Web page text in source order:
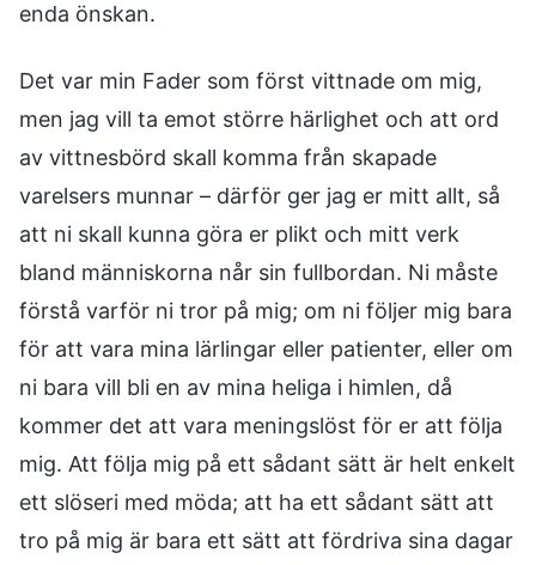
enda önskan.
Det var min Fader som först vittnade om mig,
men jag vill ta emot större härlighet och att ord
av vittnesbörd skall komma från skapade
varelsers munnar – därför ger jag er mitt allt, så
att ni skall kunna göra er plikt och mitt verk
bland människorna når sin fullbordan. Ni måste
förstå varför ni tror på mig; om ni följer mig bara
för att vara mina lärlingar eller patienter, eller om
ni bara vill bli en av mina heliga i himlen, då
kommer det att vara meningslöst för er att följa
mig. Att följa mig på ett sådant sätt är helt enkelt
ett slöseri med möda; att ha ett sådant sätt att
tro på mig är bara ett sätt att fördriva sina dagar